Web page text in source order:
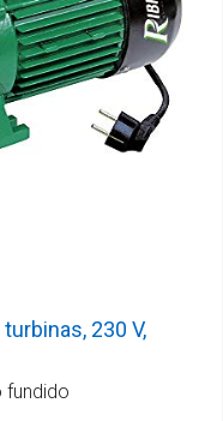
230 V,
fundido